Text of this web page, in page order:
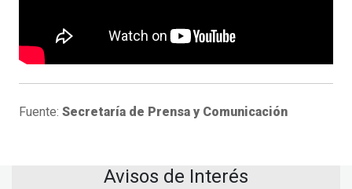
Fuente: Secretaría de Prensa y Comunicación
Avisos de Interés